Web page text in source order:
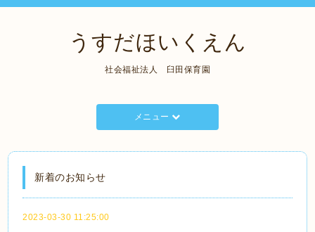
うすだほいくえん
社会福祉法人 臼田保育園
メニュー
新着のお知らせ
2023-03-30 11:25:00